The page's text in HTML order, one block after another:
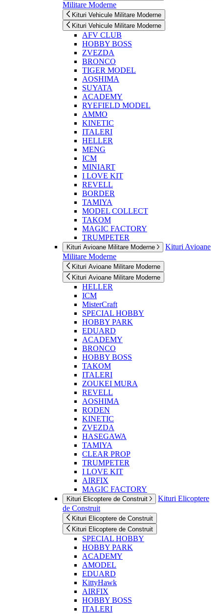
Militare Moderne
Kituri Vehicule Militare Moderne
Kituri Vehicule Militare Moderne
AFV CLUB
HOBBY BOSS
ZVEZDA
BRONCO
TIGER MODEL
AOSHIMA
SUYATA
ACADEMY
RYEFIELD MODEL
AMMO
KINETIC
ITALERI
HELLER
MENG
ICM
MINIART
I LOVE KIT
REVELL
BORDER
TAMIYA
MODEL COLLECT
TAKOM
MAGIC FACTORY
TRUMPETER
Kituri Avioane Militare Moderne
Kituri Avioane
Militare Moderne
Kituri Avioane Militare Moderne
Kituri Avioane Militare Moderne
HELLER
ICM
MisterCraft
SPECIAL HOBBY
HOBBY PARK
EDUARD
ACADEMY
BRONCO
HOBBY BOSS
TAKOM
ITALERI
ZOUKEI MURA
REVELL
AOSHIMA
RODEN
KINETIC
ZVEZDA
HASEGAWA
TAMIYA
CLEAR PROP
TRUMPETER
I LOVE KIT
AIRFIX
MAGIC FACTORY
Kituri Elicoptere de Construit
Kituri Elicoptere
de Construit
Kituri Elicoptere de Construit
Kituri Elicoptere de Construit
SPECIAL HOBBY
HOBBY PARK
ACADEMY
AMODEL
EDUARD
KittyHawk
AIRFIX
HOBBY BOSS
ITALERI